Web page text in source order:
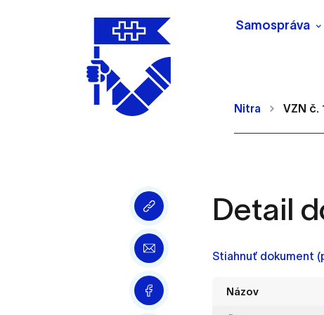
Samospráva
Nitra VZN č.
Detail
Stiahnuť dokument
Názov
Nastavenie cookies
Cookies sú malé súbory,
Používajú sa napríklad k